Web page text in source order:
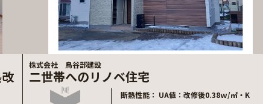
株式会社 鳥谷部建設
二世帯へのリノベ住宅
断熱性能 UA値：改修後0.38ｗ/㎡・K